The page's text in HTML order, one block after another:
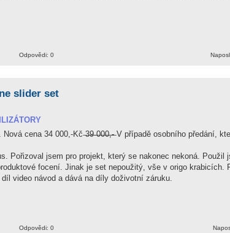
Odpovědi: 0
slider set
cena 34 000,-Kč ̶3̶9̶ ̶0̶0̶0̶,̶-̶ V případě osobního předání,
Pořizoval jsem pro projekt, který se nakonec nekoná. Použil
focení. Jinak je set nepoužitý, vše v origo krabicích.
video návod a dává na díly doživotní záruku.
Odpovědi: 0